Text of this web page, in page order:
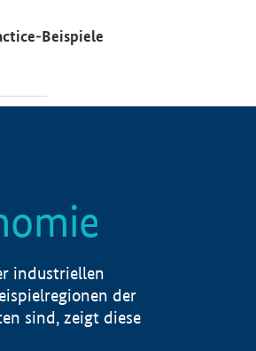
Beispiele
industriellen
der
sind, zeigt diese